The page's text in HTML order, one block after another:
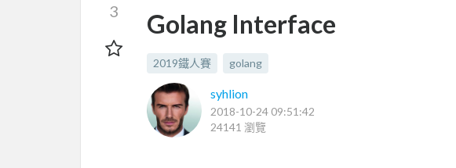
3 Golang Interface
2019鐵人賽 golang
syhlion
2018-10-24 09:51:42
24141 瀏覽